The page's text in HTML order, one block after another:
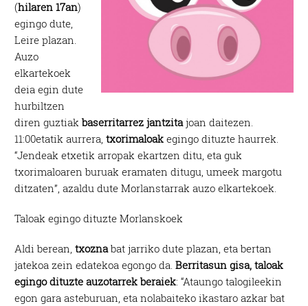
(hilaren 17an)
egingo dute,
Leire plazan.
Auzo
elkartekoek
deia egin dute
hurbiltzen
diren guztiakbaserritarrez jantzitajoan daitezen.
11:00etatik aurrera,txorimaloak egingo dituzte haurrek.
“Jendeak etxetik arropak ekartzen ditu, eta guk
txorimaloaren buruak eramaten ditugu, umeek margotu
ditzaten”, azaldu dute Morlanstarrak auzo elkartekoek.
Taloak egingo dituzte Morlanskoek
Aldi berean,txoznabat jarriko dute plazan, eta bertan
jatekoa zein edatekoa egongo da.Berritasun gisa, taloak
egingo dituzte auzotarrek beraiek: “Ataungo talogileekin
egon gara asteburuan, eta nolabaiteko ikastaro azkar bat